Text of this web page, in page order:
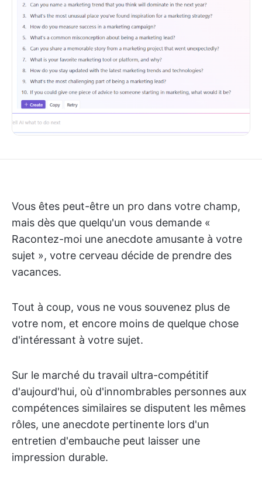
Vous êtes peut-être un pro dans votre champ,
mais dès que quelqu'un vous demande «
Racontez-moi une anecdote amusante à votre
sujet », votre cerveau décide de prendre des
vacances.
Tout à coup, vous ne vous souvenez plus de
votre nom, et encore moins de quelque chose
d'intéressant à votre sujet.
Sur le marché du travail ultra-compétitif
d'aujourd'hui, où d'innombrables personnes aux
compétences similaires se disputent les mêmes
rôles, une anecdote pertinente lors d'un
entretien d'embauche peut laisser une
impression durable.